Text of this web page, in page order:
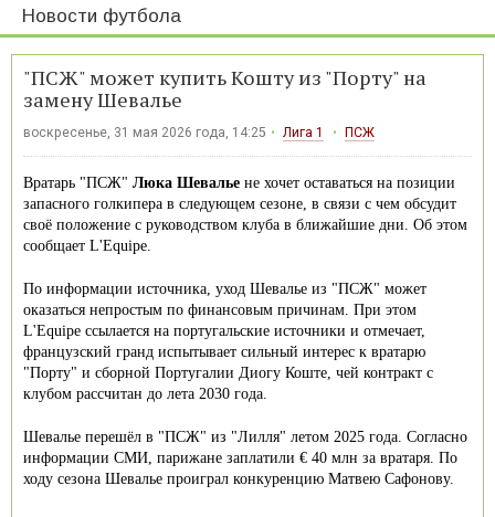
Новости футбола
"ПСЖ" может купить Кошту из "Порту" на
замену Шевалье
воскресенье, 31 мая 2026 года, 14:25 Лига 1 ПСЖ
Вратарь "ПСЖ" Люка Шевалье не хочет оставаться на позиции
запасного голкипера в следующем сезоне, в связи с чем обсудит
своё положение с руководством клуба в ближайшие дни. Об этом
сообщает L'Equipe.
По информации источника, уход Шевалье из "ПСЖ" может
оказаться непростым по финансовым причинам. При этом
L'Equipe ссылается на португальские источники и отмечает,
французский гранд испытывает сильный интерес к вратарю
"Порту" и сборной Португалии Диогу Коште, чей контракт с
клубом рассчитан до лета 2030 года.
Шевалье перешёл в "ПСЖ" из "Лилля" летом 2025 года. Согласно
информации СМИ, парижане заплатили € 40 млн за вратаря. По
ходу сезона Шевалье проиграл конкуренцию Матвею Сафонову.